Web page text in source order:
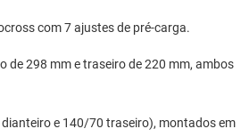
com 7 ajustes de pré-carga.
de 298 mm e traseiro de 220 mm, ambos
e 140/70 traseiro), montados em